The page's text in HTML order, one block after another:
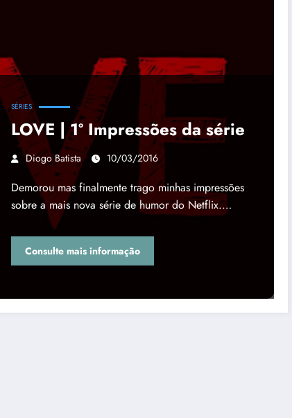
SÉRIES
LOVE | 1º Impressões da série
Diogo Batista 10/03/2016
Demorou mas finalmente trago minhas impressões
sobre a mais nova série de humor do Netflix.…
Consulte mais informação